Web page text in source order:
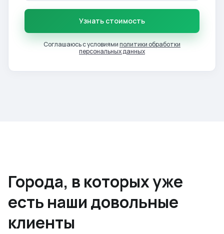
Узнать стоимость
Соглашаюсь с условиямиполитики обработки
персональных данных
Города, в которых уже
есть наши довольные
клиенты